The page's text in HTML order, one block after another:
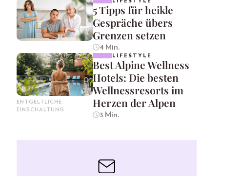
5 Tipps für heikle
Gespräche übers
Grenzen setzen
4 Min.
ENTGELTLICHE
EINSCHALTUNG
LIFESTYLE
Best Alpine Wellness
Hotels: Die besten
Wellnessresorts im
Herzen der Alpen
3 Min.